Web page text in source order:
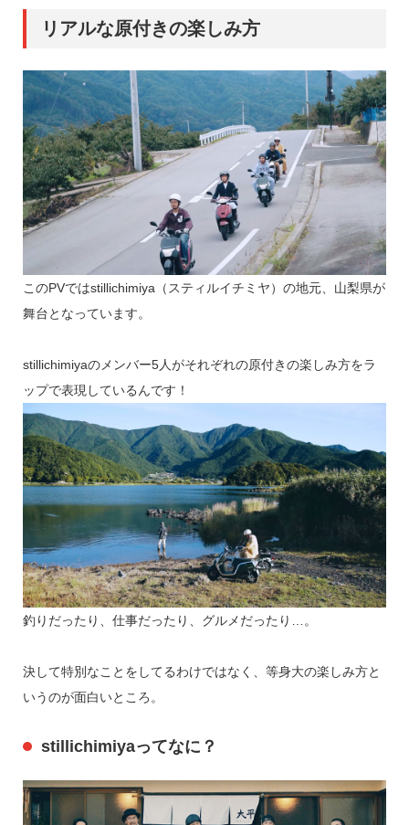
リアルな原付きの楽しみ方
このPVではstillichimiya（スティルイチミヤ）の地元、山梨県が
舞台となっています。
stillichimiyaのメンバー5人がそれぞれの原付きの楽しみ方をラ
ップで表現しているんです！
釣りだったり、仕事だったり、グルメだったり…。
決して特別なことをしてるわけではなく、等身大の楽しみ方と
いうのが面白いところ。
stillichimiyaってなに？